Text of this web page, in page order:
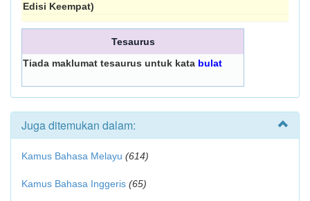
Edisi Keempat)
Tesaurus
Tiada maklumat tesaurus untuk kata bulat
Juga ditemukan dalam:
Kamus Bahasa Melayu (614)
Kamus Bahasa Inggeris (65)